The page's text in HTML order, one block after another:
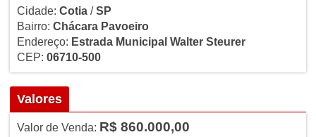
Cidade: Cotia/SP
Bairro: Chácara Pavoeiro
Endereço: Estrada Municipal Walter Steurer
CEP: 06710-500
Valores
Valor de Venda: R$ 860.000,00